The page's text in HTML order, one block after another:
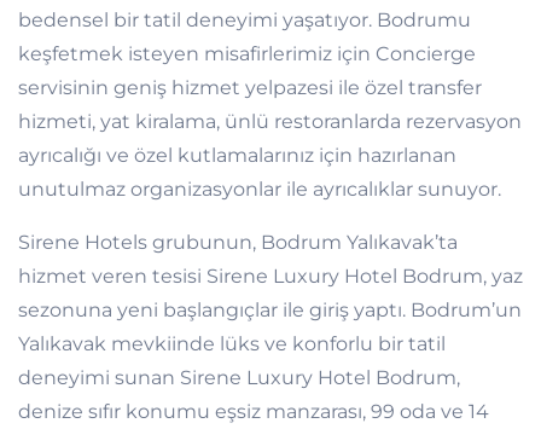
bedensel bir tatil deneyimi yaşatıyor. Bodrumu
keşfetmek isteyen misafirlerimiz için Concierge
servisinin geniş hizmet yelpazesi ile özel transfer
hizmeti, yat kiralama, ünlü restoranlarda rezervasyon
ayrıcalığı ve özel kutlamalarınız için hazırlanan
unutulmaz organizasyonlar ile ayrıcalıklar sunuyor.
Sirene Hotels grubunun, Bodrum Yalıkavak’ta
hizmet veren tesisi Sirene Luxury Hotel Bodrum, yaz
sezonuna yeni başlangıçlar ile giriş yaptı. Bodrum’un
Yalıkavak mevkiinde lüks ve konforlu bir tatil
deneyimi sunan Sirene Luxury Hotel Bodrum,
denize sıfır konumu eşsiz manzarası, 99 oda ve 14